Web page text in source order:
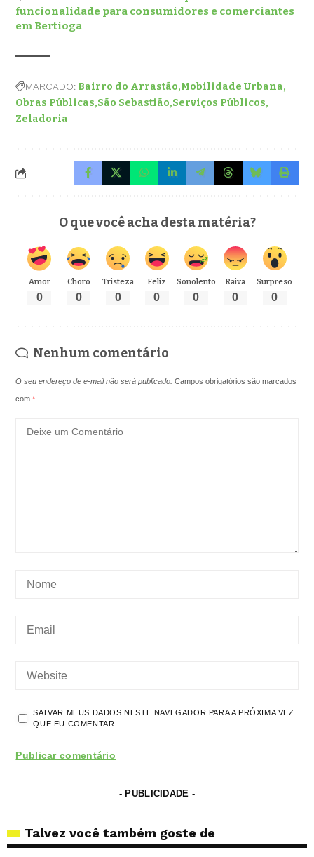
funcionalidade para consumidores e comerciantes
em Bertioga
MARCADO: Bairro do Arrastão Mobilidade Urbana
Obras Públicas São Sebastião Serviços Públicos
Zeladoria
O que você acha desta matéria?
Amor
0
Choro
0
Tristeza
0
Feliz
0
Sonolento
0
Raiva
0
Surpreso
0
Nenhum comentário
O seu endereço de e-mail não será publicado. Campos obrigatórios são marcados
com*
SALVAR MEUS DADOS NESTE NAVEGADOR PARA A PRÓXIMA VEZ
QUE EU COMENTAR.
- PUBLICIDADE -
Talvez você também goste de